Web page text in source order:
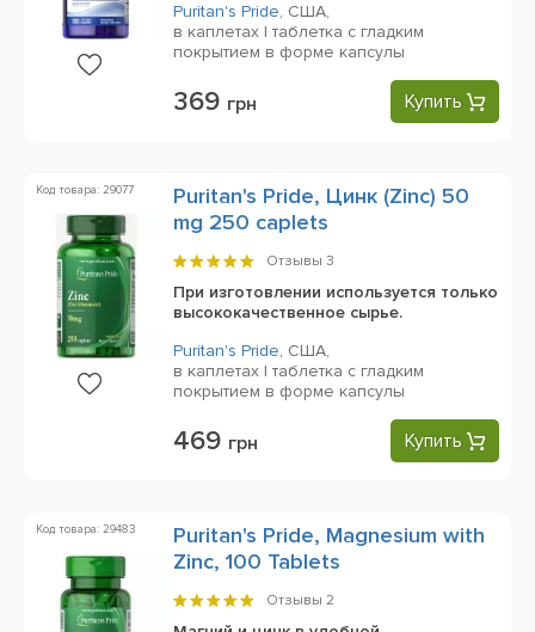
Puritan's Pride, США,
в каплетах | таблетка с гладким
покрытием в форме капсулы
369 грн Купить
Код товара: 29077
Puritan's Pride, Цинк (Zinc) 50
mg 250 caplets
Отзывы 3
При изготовлении используется только
высококачественное сырье.
Puritan's Pride, США,
в каплетах | таблетка с гладким
покрытием в форме капсулы
469 грн Купить
Код товара: 29483
Puritan's Pride, Magnesium with
Zinc, 100 Tablets
Отзывы 2